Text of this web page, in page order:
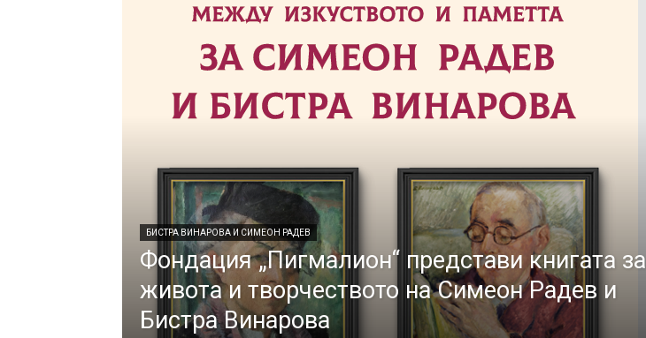
БИСТРА ВИНАРОВА И СИМЕОН РАДЕВ
Фондация „Пигмалион“ представи книгата за
живота и творчеството на Симеон Радев и
Бистра Винарова